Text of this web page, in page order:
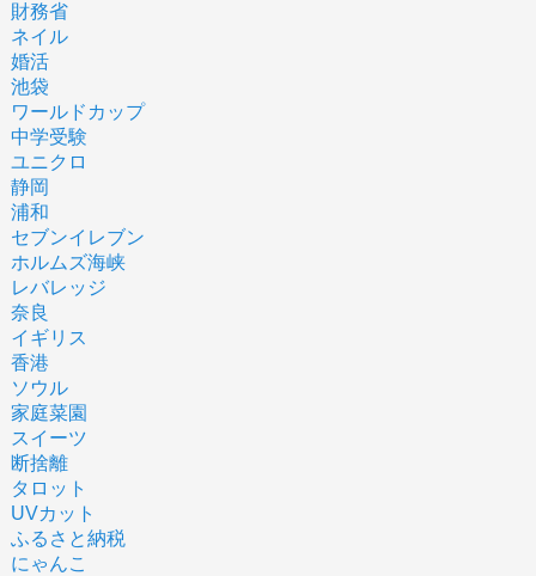
財務省
ネイル
婚活
池袋
ワールドカップ
中学受験
ユニクロ
静岡
浦和
セブンイレブン
ホルムズ海峡
レバレッジ
奈良
イギリス
香港
ソウル
家庭菜園
スイーツ
断捨離
タロット
UVカット
ふるさと納税
にゃんこ